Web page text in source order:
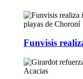
Funvisis